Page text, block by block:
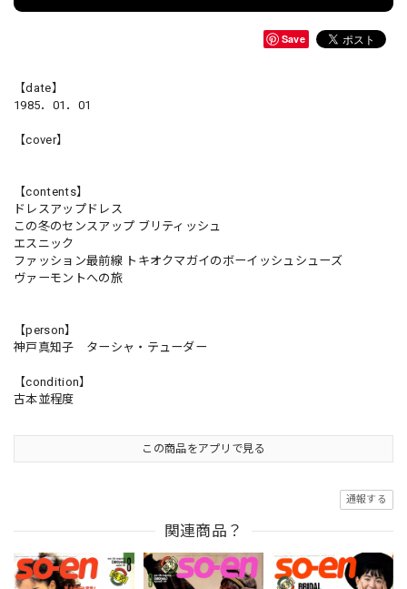
Save
【date】
1985．01．01
【cover】
【contents】
ドレスアップドレス
この冬のセンスアップ ブリティッシュ
エスニック
ファッション最前線 トキオクマガイのボーイッシュシューズ
ヴァーモントへの旅
【person】
神戸真知子 ターシャ・テューダー
【condition】
古本並程度
この商品をアプリで見る
通報する
関連商品？